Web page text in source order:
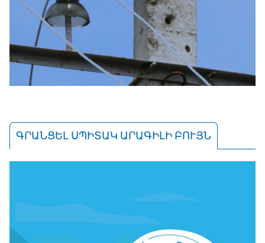
ԳՐԱՆՑԵԼ ՍՊԻՏԱԿ ԱՐԱԳԻԼԻ ԲՈՒՅՆ